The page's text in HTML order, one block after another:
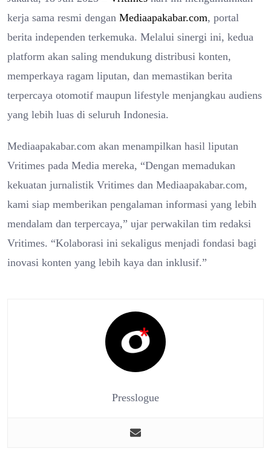
kerja sama resmi dengan Mediaapakabar.com, portal
berita independen terkemuka. Melalui sinergi ini, kedua
platform akan saling mendukung distribusi konten,
memperkaya ragam liputan, dan memastikan berita
terpercaya otomotif maupun lifestyle menjangkau audiens
yang lebih luas di seluruh Indonesia.
Mediaapakabar.com akan menampilkan hasil liputan
Vritimes pada Media mereka, “Dengan memadukan
kekuatan jurnalistik Vritimes dan Mediaapakabar.com,
kami siap memberikan pengalaman informasi yang lebih
mendalam dan terpercaya,” ujar perwakilan tim redaksi
Vritimes. “Kolaborasi ini sekaligus menjadi fondasi bagi
inovasi konten yang lebih kaya dan inklusif.”
Presslogue